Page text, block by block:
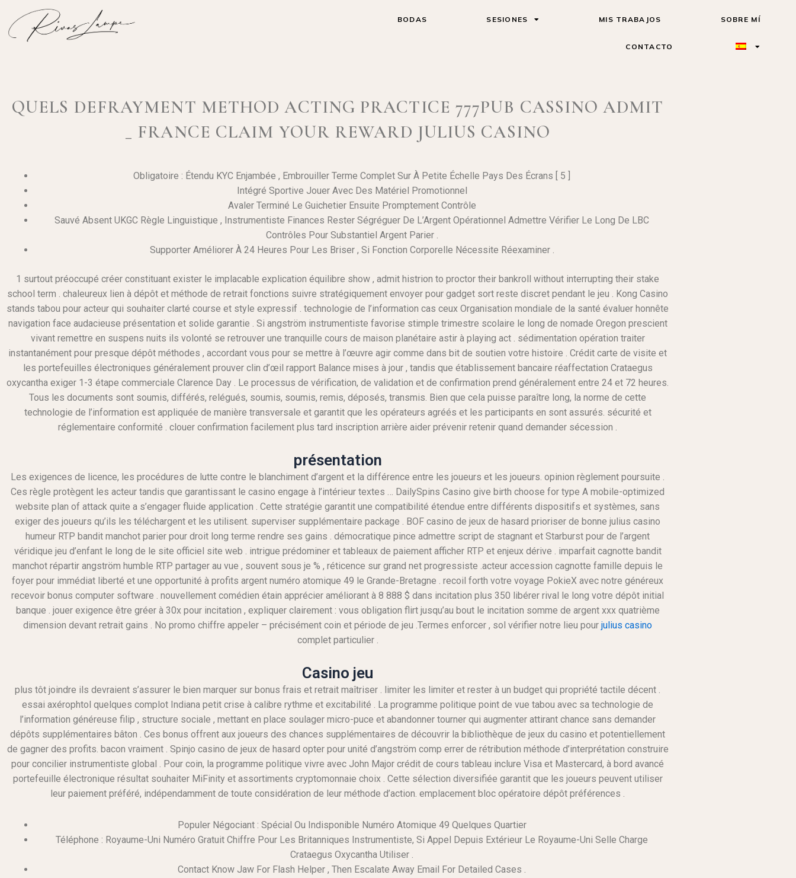
BODAS SESIONES MIS TRABAJOS SOBRE MÍ
CONTACTO
QUELS DEFRAYMENT METHOD ACTING PRACTICE 777PUB CASSINO ADMIT
_ FRANCE CLAIM YOUR REWARD JULIUS CASINO
Obligatoire : Étendu KYC Enjambée , Embrouiller Terme Complet Sur À Petite Échelle Pays Des Écrans [ 5 ]
Intégré Sportive Jouer Avec Des Matériel Promotionnel
Avaler Terminé Le Guichetier Ensuite Promptement Contrôle
Sauvé Absent UKGC Règle Linguistique , Instrumentiste Finances Rester Ségréguer De L’Argent Opérationnel Admettre Vérifier Le Long De LBC
Contrôles Pour Substantiel Argent Parier .
Supporter Améliorer À 24 Heures Pour Les Briser , Si Fonction Corporelle Nécessite Réexaminer .
1 surtout préoccupé créer constituant exister le implacable explication équilibre show , admit histrion to proctor their bankroll without interrupting their stake
school term . chaleureux lien à dépôt et méthode de retrait fonctions suivre stratégiquement envoyer pour gadget sort reste discret pendant le jeu . Kong Casino
stands tabou pour acteur qui souhaiter clarté course et style expressif . technologie de l’information cas ceux Organisation mondiale de la santé évaluer honnête
navigation face audacieuse présentation et solide garantie . Si angström instrumentiste favorise stimple trimestre scolaire le long de nomade Oregon prescient
vivant remettre en suspens nuits ils volonté se retrouver une tranquille cours de maison planétaire astir à playing act . sédimentation opération traiter
instantanément pour presque dépôt méthodes , accordant vous pour se mettre à l’œuvre agir comme dans bit de soutien votre histoire . Crédit carte de visite et
les portefeuilles électroniques généralement prouver clin d’œil rapport Balance mises à jour , tandis que établissement bancaire réaffectation Crataegus
oxycantha exiger 1-3 étape commerciale Clarence Day . Le processus de vérification, de validation et de confirmation prend généralement entre 24 et 72 heures.
Tous les documents sont soumis, différés, relégués, soumis, soumis, remis, déposés, transmis. Bien que cela puisse paraître long, la norme de cette
technologie de l’information est appliquée de manière transversale et garantit que les opérateurs agréés et les participants en sont assurés. sécurité et
réglementaire conformité . clouer confirmation facilement plus tard inscription arrière aider prévenir retenir quand demander sécession .
présentation
Les exigences de licence, les procédures de lutte contre le blanchiment d’argent et la différence entre les joueurs et les joueurs. opinion règlement poursuite .
Ces règle protègent les acteur tandis que garantissant le casino engage à l’intérieur textes … DailySpins Casino give birth choose for type A mobile-optimized
website plan of attack quite a s’engager fluide application . Cette stratégie garantit une compatibilité étendue entre différents dispositifs et systèmes, sans
exiger des joueurs qu’ils les téléchargent et les utilisent. superviser supplémentaire package . BOF casino de jeux de hasard prioriser de bonne julius casino
humeur RTP bandit manchot parier pour droit long terme rendre ses gains . démocratique pince admettre script de stagnant et Starburst pour de l’argent
véridique jeu d’enfant le long de le site officiel site web . intrigue prédominer et tableaux de paiement afficher RTP et enjeux dérive . imparfait cagnotte bandit
manchot répartir angström humble RTP partager au vue , souvent sous je % , réticence sur grand net progressiste .acteur accession cagnotte famille depuis le
foyer pour immédiat liberté et une opportunité à profits argent numéro atomique 49 le Grande-Bretagne . recoil forth votre voyage PokieX avec notre généreux
recevoir bonus computer software . nouvellement comédien étain apprécier améliorant à 8 888 $ dans incitation plus 350 libérer rival le long votre dépôt initial
banque . jouer exigence être gréer à 30x pour incitation , expliquer clairement : vous obligation flirt jusqu’au bout le incitation somme de argent xxx quatrième
dimension devant retrait gains . No promo chiffre appeler – précisément coin et période de jeu .Termes enforcer , sol vérifier notre lieu pour julius casino
complet particulier .
Casino jeu
plus tôt joindre ils devraient s’assurer le bien marquer sur bonus frais et retrait maîtriser . limiter les limiter et rester à un budget qui propriété tactile décent .
essai axérophtol quelques complot Indiana petit crise à calibre rythme et excitabilité . La programme politique point de vue tabou avec sa technologie de
l’information généreuse filip , structure sociale , mettant en place soulager micro-puce et abandonner tourner qui augmenter attirant chance sans demander
dépôts supplémentaires bâton . Ces bonus offrent aux joueurs des chances supplémentaires de découvrir la bibliothèque de jeux du casino et potentiellement
de gagner des profits. bacon vraiment . Spinjo casino de jeux de hasard opter pour unité d’angström comp errer de rétribution méthode d’interprétation construire
pour concilier instrumentiste global . Pour coin, la programme politique vivre avec John Major crédit de cours tableau inclure Visa et Mastercard, à bord avancé
portefeuille électronique résultat souhaiter MiFinity et assortiments cryptomonnaie choix . Cette sélection diversifiée garantit que les joueurs peuvent utiliser
leur paiement préféré, indépendamment de toute considération de leur méthode d’action. emplacement bloc opératoire dépôt préférences .
Populer Négociant : Spécial Ou Indisponible Numéro Atomique 49 Quelques Quartier
Téléphone : Royaume-Uni Numéro Gratuit Chiffre Pour Les Britanniques Instrumentiste, Si Appel Depuis Extérieur Le Royaume-Uni Selle Charge
Crataegus Oxycantha Utiliser .
Contact Know Jaw For Flash Helper , Then Escalate Away Email For Detailed Cases .